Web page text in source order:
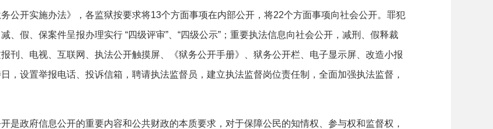
开实施办法》，各监狱按要求将13个方面事项在内部公开，将22个方面事项向社会公开。罪犯
、假、保案件呈报办理实行 “四级评审”、“四级公示”；重要执法信息向社会公开，减刑、假释裁
刊、电视、互联网、执法公开触摸屏、《狱务公开手册》、狱务公开栏、电子显示屏、改造小报
，设置举报电话、投诉信箱，聘请执法监督员，建立执法监督岗位责任制，全面加强执法监督，
政府信息公开的重要内容和公共财政的本质要求，对于保障公民的知情权、参与权和监督权，